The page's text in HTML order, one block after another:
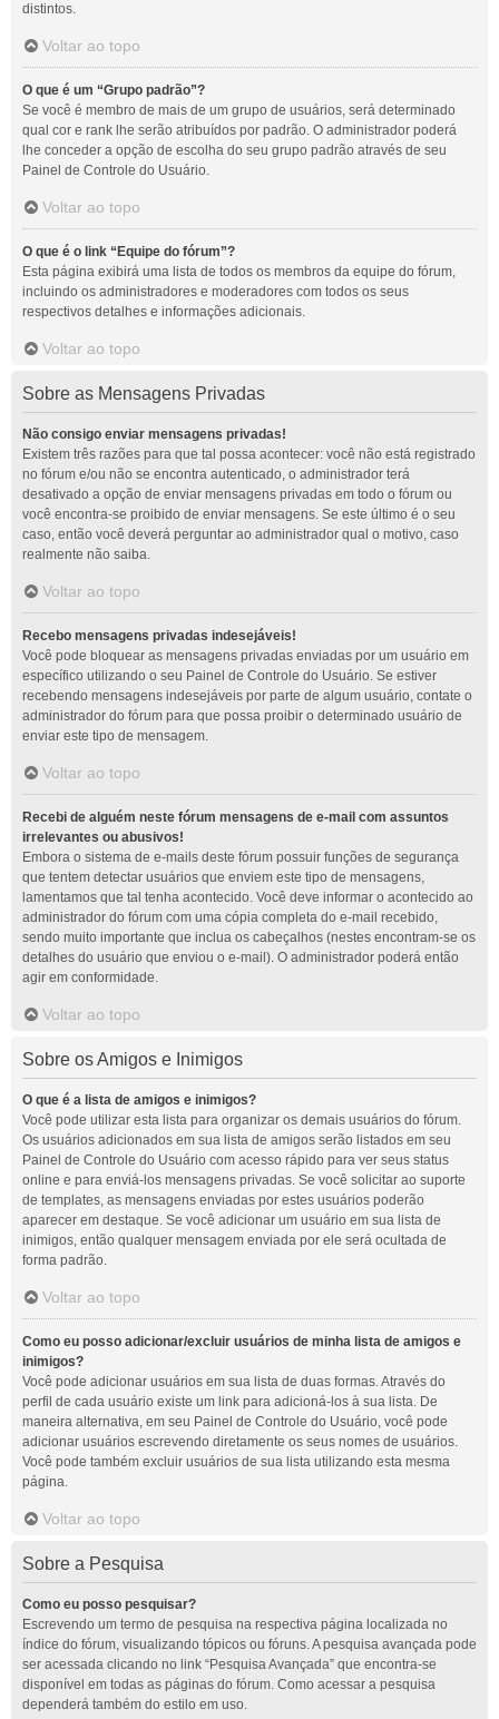
distintos.
Voltar ao topo
O que é um “Grupo padrão”?
Se você é membro de mais de um grupo de usuários, será determinado
qual cor e rank lhe serão atribuídos por padrão. O administrador poderá
lhe conceder a opção de escolha do seu grupo padrão através de seu
Painel de Controle do Usuário.
Voltar ao topo
O que é o link “Equipe do fórum”?
Esta página exibirá uma lista de todos os membros da equipe do fórum,
incluindo os administradores e moderadores com todos os seus
respectivos detalhes e informações adicionais.
Voltar ao topo
Sobre as Mensagens Privadas
Não consigo enviar mensagens privadas!
Existem três razões para que tal possa acontecer: você não está registrado
no fórum e/ou não se encontra autenticado, o administrador terá
desativado a opção de enviar mensagens privadas em todo o fórum ou
você encontra-se proibido de enviar mensagens. Se este último é o seu
caso, então você deverá perguntar ao administrador qual o motivo, caso
realmente não saiba.
Voltar ao topo
Recebo mensagens privadas indesejáveis!
Você pode bloquear as mensagens privadas enviadas por um usuário em
específico utilizando o seu Painel de Controle do Usuário. Se estiver
recebendo mensagens indesejáveis por parte de algum usuário, contate o
administrador do fórum para que possa proibir o determinado usuário de
enviar este tipo de mensagem.
Voltar ao topo
Recebi de alguém neste fórum mensagens de e-mail com assuntos
irrelevantes ou abusivos!
Embora o sistema de e-mails deste fórum possuir funções de segurança
que tentem detectar usuários que enviem este tipo de mensagens,
lamentamos que tal tenha acontecido. Você deve informar o acontecido ao
administrador do fórum com uma cópia completa do e-mail recebido,
sendo muito importante que inclua os cabeçalhos (nestes encontram-se os
detalhes do usuário que enviou o e-mail). O administrador poderá então
agir em conformidade.
Voltar ao topo
Sobre os Amigos e Inimigos
O que é a lista de amigos e inimigos?
Você pode utilizar esta lista para organizar os demais usuários do fórum.
Os usuários adicionados em sua lista de amigos serão listados em seu
Painel de Controle do Usuário com acesso rápido para ver seus status
online e para enviá-los mensagens privadas. Se você solicitar ao suporte
de templates, as mensagens enviadas por estes usuários poderão
aparecer em destaque. Se você adicionar um usuário em sua lista de
inimigos, então qualquer mensagem enviada por ele será ocultada de
forma padrão.
Voltar ao topo
Como eu posso adicionar/excluir usuários de minha lista de amigos e
inimigos?
Você pode adicionar usuários em sua lista de duas formas. Através do
perfil de cada usuário existe um link para adicioná-los à sua lista. De
maneira alternativa, em seu Painel de Controle do Usuário, você pode
adicionar usuários escrevendo diretamente os seus nomes de usuários.
Você pode também excluir usuários de sua lista utilizando esta mesma
página.
Voltar ao topo
Sobre a Pesquisa
Como eu posso pesquisar?
Escrevendo um termo de pesquisa na respectiva página localizada no
índice do fórum, visualizando tópicos ou fóruns. A pesquisa avançada pode
ser acessada clicando no link “Pesquisa Avançada” que encontra-se
disponível em todas as páginas do fórum. Como acessar a pesquisa
dependerá também do estilo em uso.